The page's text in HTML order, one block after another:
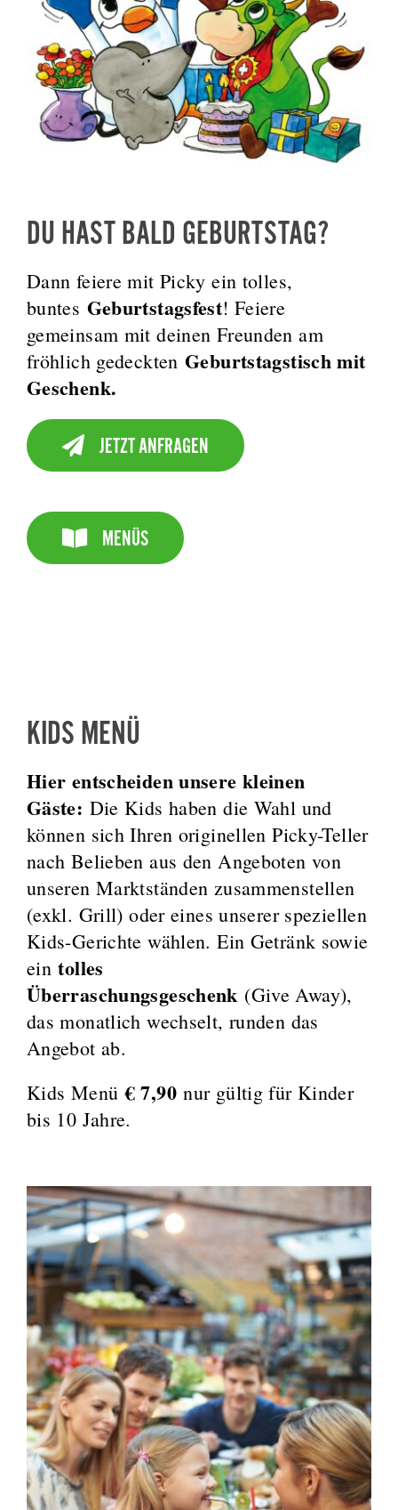
DU HAST BALD GEBURTSTAG?
Dann feiere mit Picky ein tolles,
buntes Geburtstagsfest! Feiere
gemeinsam mit deinen Freunden am
fröhlich gedecktenGeburtstagstisch mit
Geschenk.
JETZT ANFRAGEN
MENÜS
KIDS MENÜ
Hier entscheiden unsere kleinen
Gäste: Die Kids haben die Wahl und
können sich Ihren originellen Picky-Teller
nach Belieben aus den Angeboten von
unseren Marktständen zusammenstellen
(exkl. Grill) oder eines unserer speziellen
Kids-Gerichte wählen. Ein Getränk sowie
eintolles
Überraschungsgeschenk (Give Away),
das monatlich wechselt, runden das
Angebot ab.
Kids Menü€ 7,90nur gültig für Kinder
bis 10 Jahre.